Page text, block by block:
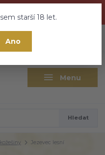
vše a ještě mnohem víc
starší 18 let.
Ano
Menu
CZK
Hledat
Jezevec lesní